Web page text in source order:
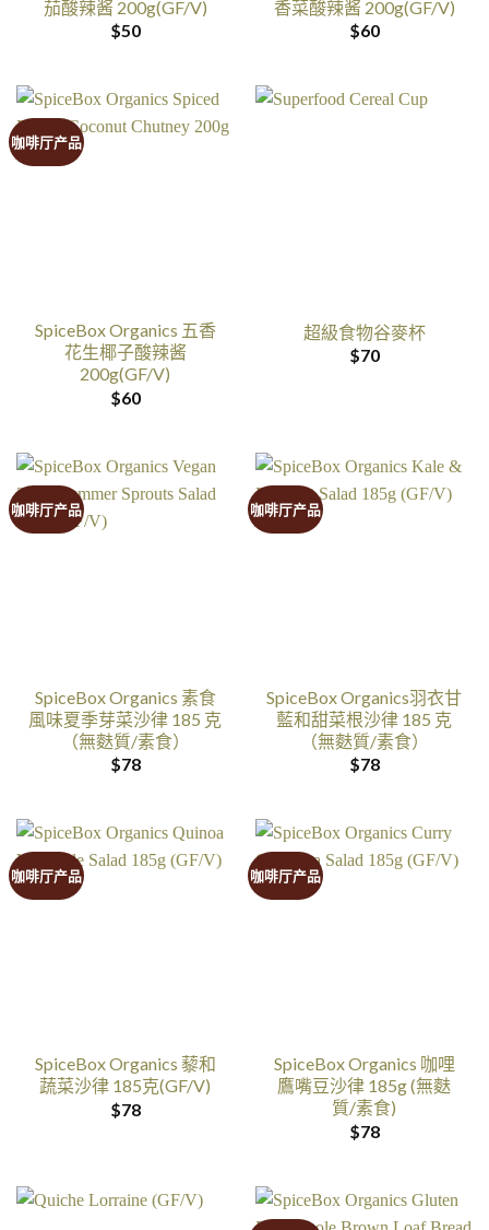
茄酸辣酱 200g(GF/V)
$50
香菜酸辣酱 200g(GF/V)
$60
咖啡厅产品
SpiceBox Organics 五香
花生椰子酸辣酱
200g(GF/V)
$60
超級食物谷麥杯
$70
咖啡厅产品
SpiceBox Organics 素食
風味夏季芽菜沙律 185 克
（無麩質/素食）
$78
咖啡厅产品
SpiceBox Organics羽衣甘
藍和甜菜根沙律 185 克
（無麩質/素食）
$78
咖啡厅产品
SpiceBox Organics 藜和
蔬菜沙律 185克(GF/V)
$78
咖啡厅产品
SpiceBox Organics 咖哩
鷹嘴豆沙律 185g (無麩
質/素食)
$78